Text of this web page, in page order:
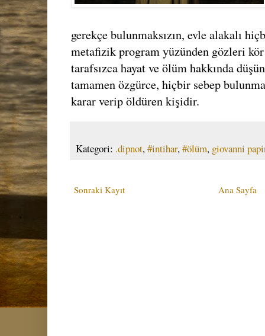
gerekçe bulunmaksızın, evle alakalı
metafizik program yüzünden gözleri kör
tarafsızca hayat ve ölüm hakkında
tamamen özgürce, hiçbir sebep
karar verip öldüren kişidir.
Kategori: .dipnot,#intihar,#ölüm, giovanni
Sonraki Kayıt Ana Sayfa